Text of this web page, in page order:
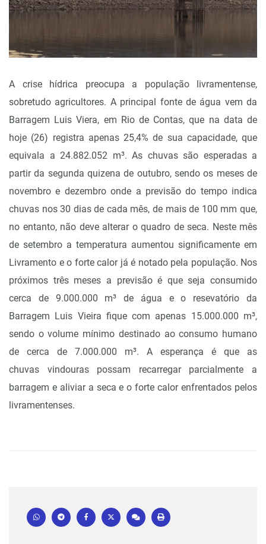
A crise hídrica preocupa a população livramentense,
sobretudo agricultores. A principal fonte de água vem da
Barragem Luis Viera, em Rio de Contas, que na data de
hoje (26) registra apenas 25,4% de sua capacidade, que
equivala a 24.882.052 m³. As chuvas são esperadas a
partir da segunda quizena de outubro, sendo os meses de
novembro e dezembro onde a previsão do tempo indica
chuvas nos 30 dias de cada mês, de mais de 100 mm que,
no entanto, não deve alterar o quadro de seca. Neste mês
de setembro a temperatura aumentou significamente em
Livramento e o forte calor já é notado pela população. Nos
próximos três meses a previsão é que seja consumido
cerca de 9.000.000 m³ de água e o resevatório da
Barragem Luis Vieira fique com apenas 15.000.000 m³,
sendo o volume mínimo destinado ao consumo humano
de cerca de 7.000.000 m³. A esperança é que as
chuvas vindouras possam recarregar parcialmente a
barragem e aliviar a seca e o forte calor enfrentados pelos
livramentenses.